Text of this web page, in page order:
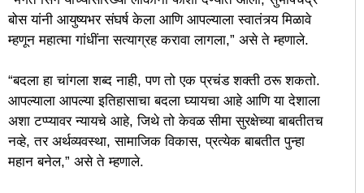
बोस यांनी आयुष्यभर संघर्ष केला आणि आपल्याला स्वातंत्र्य मिळावे
म्हणून महात्मा गांधींना सत्याग्रह करावा लागला,” असे ते म्हणाले.
“बदला हा चांगला शब्द नाही, पण तो एक प्रचंड शक्ती ठरू शकतो.
आपल्याला आपल्या इतिहासाचा बदला घ्यायचा आहे आणि या देशाला
अशा टप्प्यावर न्यायचे आहे, जिथे तो केवळ सीमा सुरक्षेच्या बाबतीतच
नव्हे, तर अर्थव्यवस्था, सामाजिक विकास, प्रत्येक बाबतीत पुन्हा
महान बनेल,” असे ते म्हणाले.